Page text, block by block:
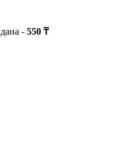
дана - 550 ₸